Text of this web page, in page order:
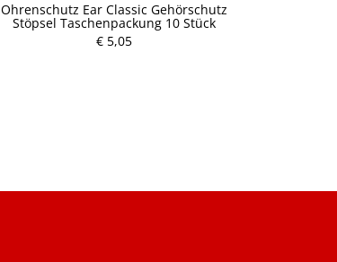
Ohrenschutz Ear Classic Gehörschutz
Stöpsel Taschenpackung 10 Stück
€ 5,05